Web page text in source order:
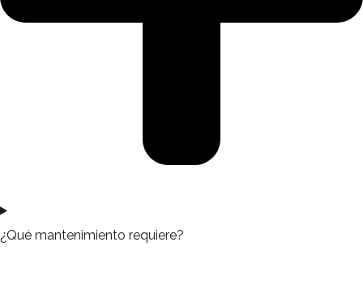
¿Qué mantenimiento requiere?